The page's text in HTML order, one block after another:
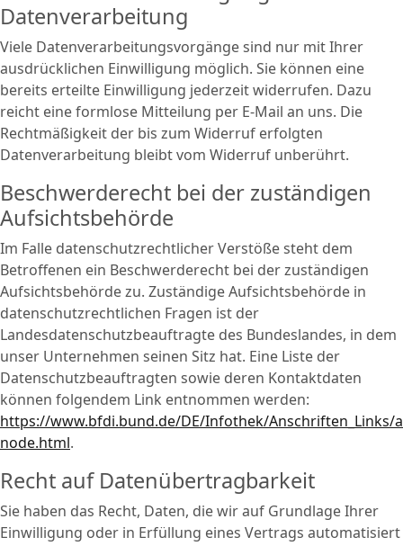
Datenverarbeitung
Viele Datenverarbeitungsvorgänge sind nur mit Ihrer
ausdrücklichen Einwilligung möglich. Sie können eine
bereits erteilte Einwilligung jederzeit widerrufen. Dazu
reicht eine formlose Mitteilung per E-Mail an uns. Die
Rechtmäßigkeit der bis zum Widerruf erfolgten
Datenverarbeitung bleibt vom Widerruf unberührt.
Beschwerderecht bei der zuständigen
Aufsichtsbehörde
Im Falle datenschutzrechtlicher Verstöße steht dem
Betroffenen ein Beschwerderecht bei der zuständigen
Aufsichtsbehörde zu. Zuständige Aufsichtsbehörde in
datenschutzrechtlichen Fragen ist der
Landesdatenschutzbeauftragte des Bundeslandes, in dem
unser Unternehmen seinen Sitz hat. Eine Liste der
Datenschutzbeauftragten sowie deren Kontaktdaten
können folgendem Link entnommen werden:
https://www.bfdi.bund.de/DE/Infothek/Anschriften_Links/
node.html.
Recht auf Datenübertragbarkeit
Sie haben das Recht, Daten, die wir auf Grundlage Ihrer
Einwilligung oder in Erfüllung eines Vertrags automatisiert